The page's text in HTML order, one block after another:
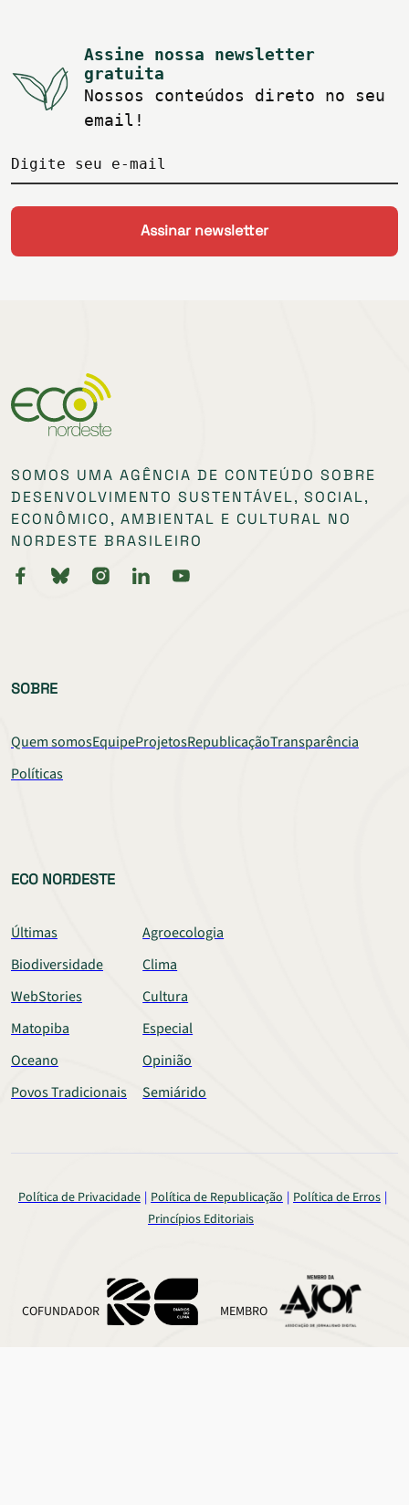
Assine nossa newsletter
gratuita
Nossos conteúdos direto no seu
email!
Digite seu e-mail
SOMOS UMA AGÊNCIA DE CONTEÚDO SOBRE
DESENVOLVIMENTO SUSTENTÁVEL, SOCIAL,
ECONÔMICO, AMBIENTAL E CULTURAL NO
NORDESTE BRASILEIRO
SOBRE
Quem somosEquipeProjetosRepublicaçãoTransparência
Políticas
ECO NORDESTE
Últimas
Agroecologia
Biodiversidade
Clima
WebStories
Cultura
Matopiba
Especial
Oceano
Opinião
Povos Tradicionais
Semiárido
Política de Privacidade Política de Republicação
Política de Erros
Princípios Editoriais
COFUNDADOR MEMBRO